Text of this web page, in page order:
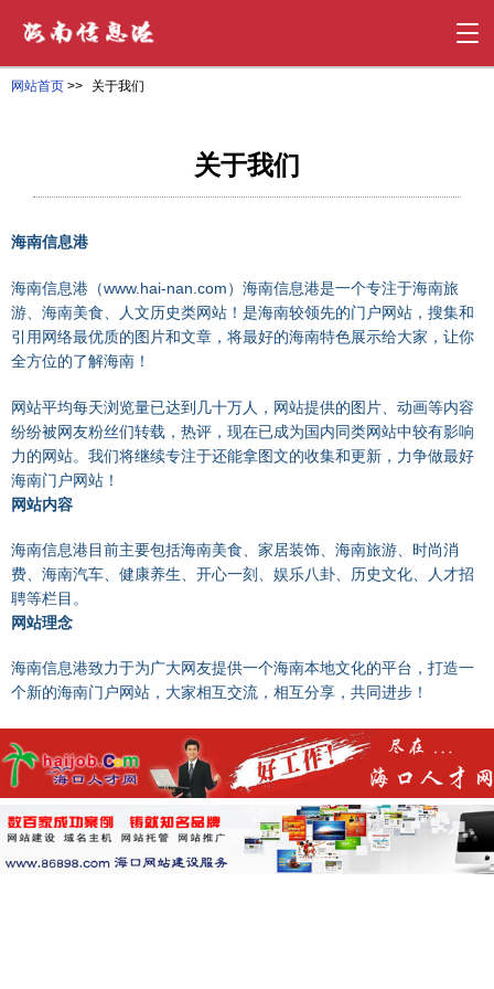
网站首页 >> 关于我们
关于我们
海南信息港
海南信息港（www.hai-nan.com ）海南信息港是一个专注于海南旅
游、海南美食、人文历史类网站！是海南较领先的门户网站，搜集和
引用网络最优质的图片和文章，将最好的海南特色展示给大家，让你
全方位的了解海南！
网站平均每天浏览量已达到几十万人，网站提供的图片、动画等内容
纷纷被网友粉丝们转载，热评，现在已成为国内同类网站中较有影响
力的网站。我们将继续专注于还能拿图文的收集和更新，力争做最好
海南门户网站！
网站内容
海南信息港目前主要包括海南美食、家居装饰、海南旅游、时尚消
费、海南汽车、健康养生、开心一刻、娱乐八卦、历史文化、人才招
聘等栏目。
网站理念
海南信息港致力于为广大网友提供一个海南本地文化的平台，打造一
个新的海南门户网站，大家相互交流，相互分享，共同进步！